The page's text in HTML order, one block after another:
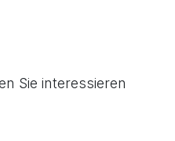
Sie interessieren